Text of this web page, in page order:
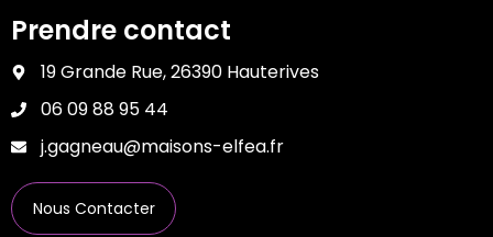
Prendre contact
19 Grande Rue, 26390 Hauterives
06 09 88 95 44
j.gagneau@maisons-elfea.fr
Nous Contacter